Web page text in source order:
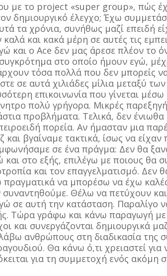
με το project «super group», πώς
δημιουργικό έλεγχο; Έχω
τα χρόνια, συνήθως μαζί επειδή
και κακά μέρη σε αυτές τις
και ο Ace δεν μας άρεσε πλέον το
στο οποίο ήμουν εγώ,
τόσα πολλά που δεν μπορείς να
σε αυτά χιλιάδες μίλια μεταξύ
επικοινωνία που γίνεται
πολύ γρήγορα. Μικρές
προβλήματα. Τελικά, δεν
πορεία. Αν ήμασταν μια
βγαίναμε τακτικά, ίσως να είχαν
σε ένα πράγμα: Δεν θα
στο εξής, επιλέγω με ποιους θα
και τον επαγγελματισμό. Δεν
να μπορέσω να έχω
Θέλω να πετύχουν και
σε αυτή την κατάσταση. Παραλίγο
Τώρα γράφω και κάνω παραγωγή
και συνεργάζονται δημιουργικά
ανθρώπους στη διαδικασία της
Θα κάνω ό,τι χρειαστεί
για τη συμμετοχή ενός ακόμη